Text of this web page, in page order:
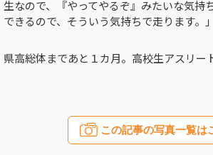
生なので、『やってやるぞ』みたいな気持
できるので、そういう気持ちで走ります。」
県高総体まであと１カ月。高校生アスリー
この記事の写真一覧は